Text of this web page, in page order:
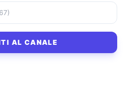
AL CANALE